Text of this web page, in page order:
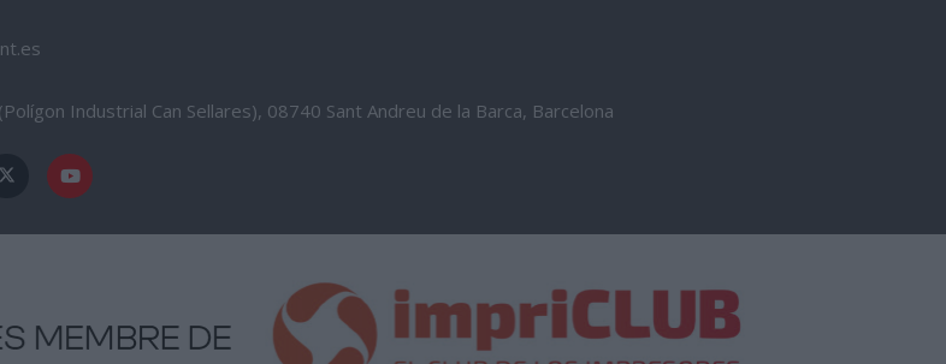
Industrial Can Sellares), 08740 Sant Andreu de la Barca, Barcelona